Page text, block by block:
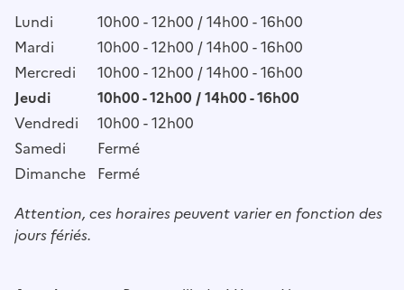
Lundi
10h00 - 12h00 / 14h00 - 16h00
Mardi
10h00 - 12h00 / 14h00 - 16h00
Mercredi
10h00 - 12h00 / 14h00 - 16h00
Jeudi
10h00 - 12h00 / 14h00 - 16h00
Vendredi
10h00 - 12h00
Samedi
Fermé
Dimanche Fermé
Attention, ces horaires peuvent varier en fonction des
jours fériés.